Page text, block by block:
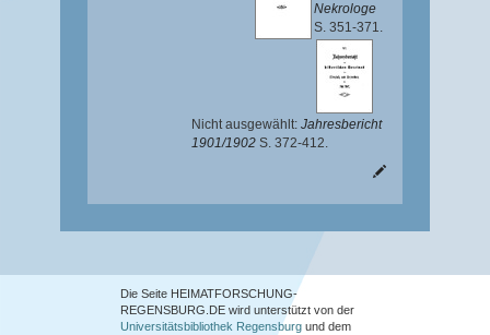
Nekrologe
S. 351-371.
Nicht ausgewählt: Jahresbericht
1901/1902 S. 372-412.
Die Seite HEIMATFORSCHUNG-
REGENSBURG.DE wird unterstützt von der
Universitätsbibliothek Regensburg und dem